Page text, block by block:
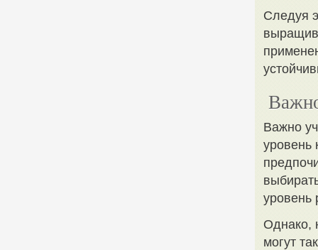
Следуя
Важно
уровень
уровень
Однако,
могут